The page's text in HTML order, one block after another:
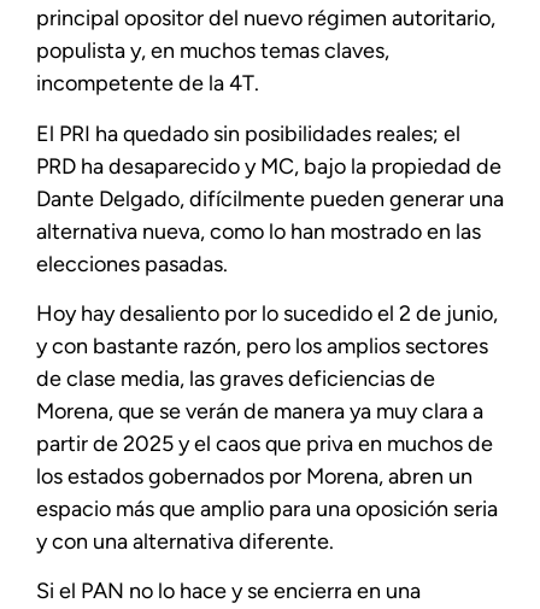
principal opositor del nuevo régimen autoritario,
populista y, en muchos temas claves,
incompetente de la 4T.
El PRI ha quedado sin posibilidades reales; el
PRD ha desaparecido y MC, bajo la propiedad de
Dante Delgado, difícilmente pueden generar una
alternativa nueva, como lo han mostrado en las
elecciones pasadas.
Hoy hay desaliento por lo sucedido el 2 de junio,
y con bastante razón, pero los amplios sectores
de clase media, las graves deficiencias de
Morena, que se verán de manera ya muy clara a
partir de 2025 y el caos que priva en muchos de
los estados gobernados por Morena, abren un
espacio más que amplio para una oposición seria
y con una alternativa diferente.
Si el PAN no lo hace y se encierra en una